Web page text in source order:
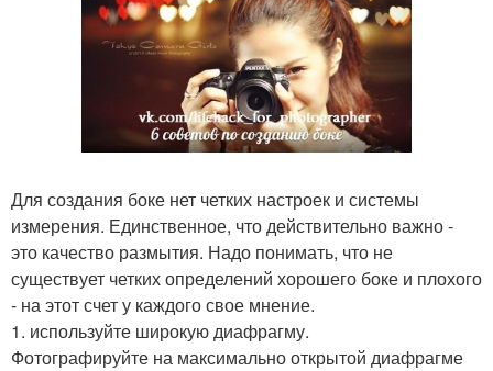
Для создания боке нет четких настроек и системы
измерения. Единственное, что действительно важно -
это качество размытия. Надо понимать, что не
существует четких определений хорошего боке и плохого
- на этот счет у каждого свое мнение.
1. используйте широкую диафрагму.
Фотографируйте на максимально открытой диафрагме